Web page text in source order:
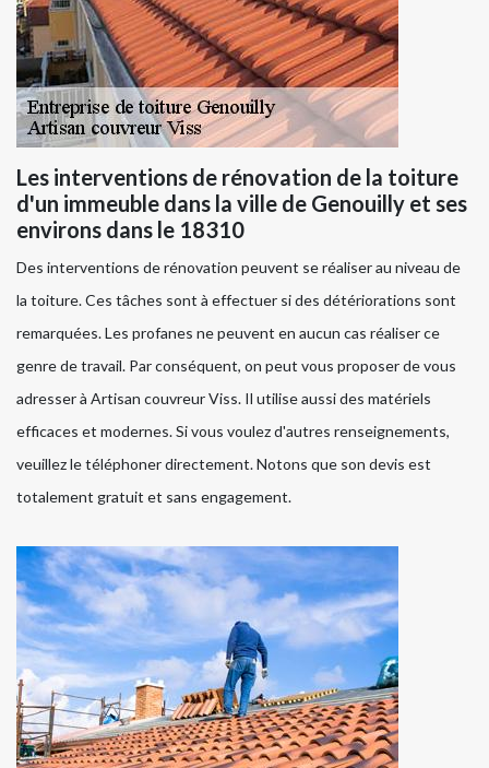
Les interventions de rénovation de la toiture
d'un immeuble dans la ville de Genouilly et ses
environs dans le 18310
Des interventions de rénovation peuvent se réaliser au niveau de
la toiture. Ces tâches sont à effectuer si des détériorations sont
remarquées. Les profanes ne peuvent en aucun cas réaliser ce
genre de travail. Par conséquent, on peut vous proposer de vous
adresser à Artisan couvreur Viss. Il utilise aussi des matériels
efficaces et modernes. Si vous voulez d'autres renseignements,
veuillez le téléphoner directement. Notons que son devis est
totalement gratuit et sans engagement.